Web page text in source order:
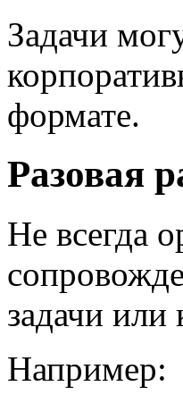
Задачи
формате.
Разовая
Не всегда
задачи или
Например: